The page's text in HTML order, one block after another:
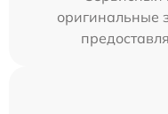
оригинальные